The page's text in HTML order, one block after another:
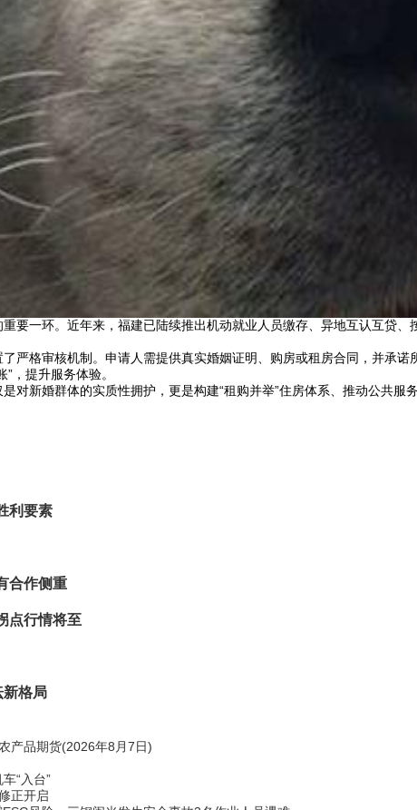
要一环。近年来，福建已陆续推出机动就业人员缴存、异地互认互贷
严格审核机制。申请人需提供真实婚姻证明、购房或租房合同，并承
，提升服务体验。
对新婚群体的实质性拥护，更是构建“租购并举”住房体系、推动公共
利要素
合作侧重
点行情将至
新格局
产品期货(2026年8月7日)
“入台”
正开启